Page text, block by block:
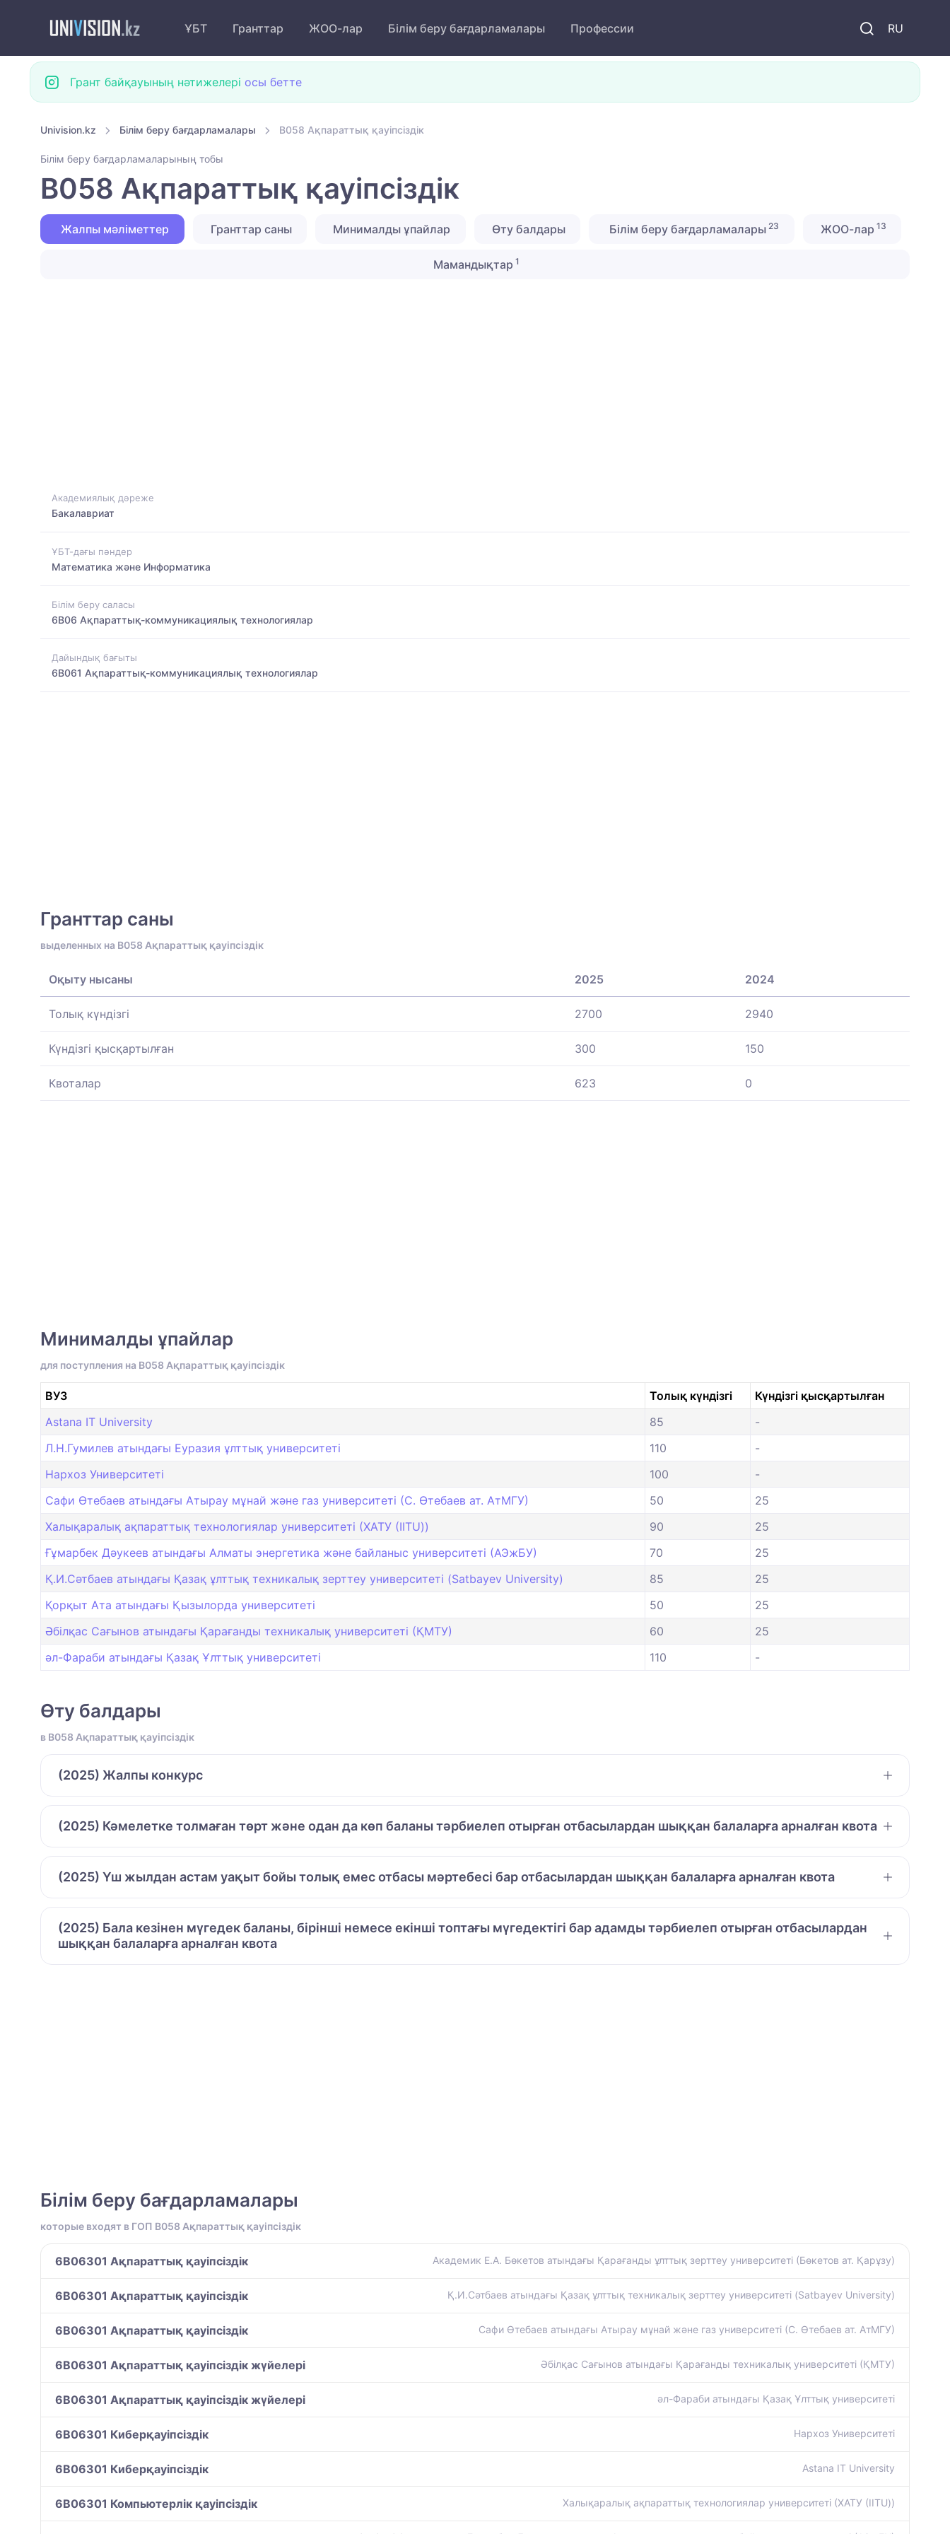
RU
ҰБТ Гранттар ЖОО-лар Білім беру бағдарламалары Профессии
Грант байқауының нәтижелері осы бетте
Univision.kz Білім беру бағдарламалары B058 Ақпараттық қауіпсіздік
Білім беру бағдарламаларының тобы
B058 Ақпараттық қауіпсіздік
Жалпы мәліметтер Гранттар саны Минималды ұпайлар Өту балдары Білім беру бағдарламалары 23 ЖОО-лар 13
Мамандықтар 1
Академиялық дәреже
Бакалавриат
ҰБТ-дағы пәндер
Математика және Информатика
Білім беру саласы
6B06 Ақпараттық-коммуникациялық технологиялар
Дайындық бағыты
6B061 Ақпараттық-коммуникациялық технологиялар
Гранттар саны
выделенных на B058 Ақпараттық қауіпсіздік
Оқыту нысаны 2025 2024
Толық күндізгі 2700 2940
Күндізгі қысқартылған 300 150
Квоталар 623 0
Минималды ұпайлар
для поступления на B058 Ақпараттық қауіпсіздік
ВУЗ Толық күндізгі
Күндізгі қысқартылған
Astana IT University
85
-
Л.Н.Гумилев атындағы Еуразия ұлттық университеті
110
-
Нархоз Университеті
100
-
Сафи Өтебаев атындағы Атырау мұнай және газ университеті (С. Өтебаев ат. АтМГУ)
50
25
Халықаралық ақпараттық технологиялар университеті (ХАТУ (IITU))
90
25
Ғұмарбек Дәукеев атындағы Алматы энергетика және байланыс университеті (АЭжБУ)
70
25
Қ.И.Сәтбаев атындағы Қазақ ұлттық техникалық зерттеу университеті (Satbayev University)
85
25
Қорқыт Ата атындағы Қызылорда университеті
50
25
Әбілқас Сағынов атындағы Қарағанды техникалық университеті (ҚМТУ)
60
25
әл-Фараби атындағы Қазақ Ұлттық университеті
110 -
Өту балдары
в B058 Ақпараттық қауіпсіздік
(2025) Жалпы конкурс
(2025) Кәмелетке толмаған төрт және одан да көп баланы тәрбиелеп отырған отбасылардан шыққан балаларға арналған квота
(2025) Үш жылдан астам уақыт бойы толық емес отбасы мәртебесі бар отбасылардан шыққан балаларға арналған квота
(2025) Бала кезінен мүгедек баланы, бірінші немесе екінші топтағы мүгедектігі бар адамды тәрбиелеп отырған отбасылардан
шыққан балаларға арналған квота
Білім беру бағдарламалары
которые входят в ГОП B058 Ақпараттық қауіпсіздік
6B06301 Ақпараттық қауіпсіздік Академик Е.А. Бөкетов атындағы Қарағанды ұлттық зерттеу университеті (Бөкетов ат. Қарұзу)
6B06301 Ақпараттық қауіпсіздік Қ.И.Сәтбаев атындағы Қазақ ұлттық техникалық зерттеу университеті (Satbayev University)
6B06301 Ақпараттық қауіпсіздік Сафи Өтебаев атындағы Атырау мұнай және газ университеті (С. Өтебаев ат. АтМГУ)
6B06301 Ақпараттық қауіпсіздік жүйелері Әбілқас Сағынов атындағы Қарағанды техникалық университеті (ҚМТУ)
6B06301 Ақпараттық қауіпсіздік жүйелері әл-Фараби атындағы Қазақ Ұлттық университеті
6B06301 Киберқауіпсіздік Нархоз Университеті
6B06301 Киберқауіпсіздік Astana IT University
6B06301 Компьютерлік қауіпсіздік Халықаралық ақпараттық технологиялар университеті (ХАТУ (IITU))